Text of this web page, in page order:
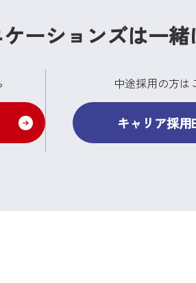
ーションズは一
中途採用の方は
キャリア採用